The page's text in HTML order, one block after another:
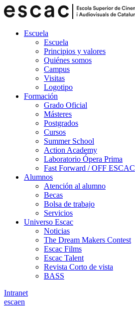
Escuela
Escuela
Principios y valores
Quiénes somos
Campus
Visitas
Logotipo
Formación
Grado Oficial
Másteres
Postgrados
Cursos
Summer School
Action Academy
Laboratorio Ópera Prima
Fast Forward / OFF ESCAC
Alumnos
Atención al alumno
Becas
Bolsa de trabajo
Servicios
Universo Escac
Noticias
The Dream Makers Contest
Escac Films
Escac Talent
Revista Corto de vista
BASS
Intranet
escaen